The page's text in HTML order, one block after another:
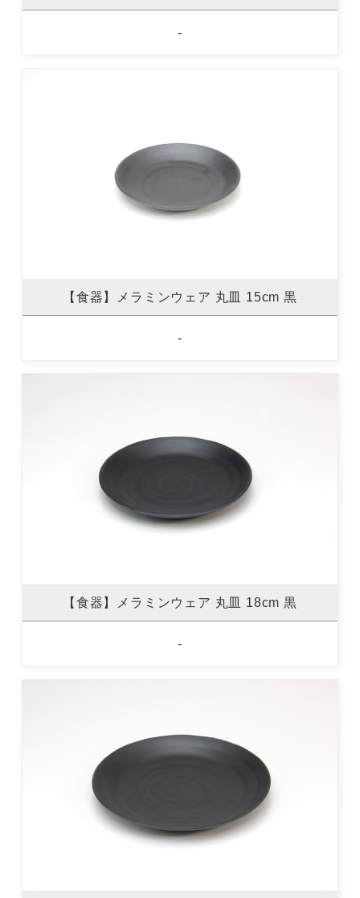
-
【食器】メラミンウェア 丸皿 15cm 黒
-
【食器】メラミンウェア 丸皿 18cm 黒
-